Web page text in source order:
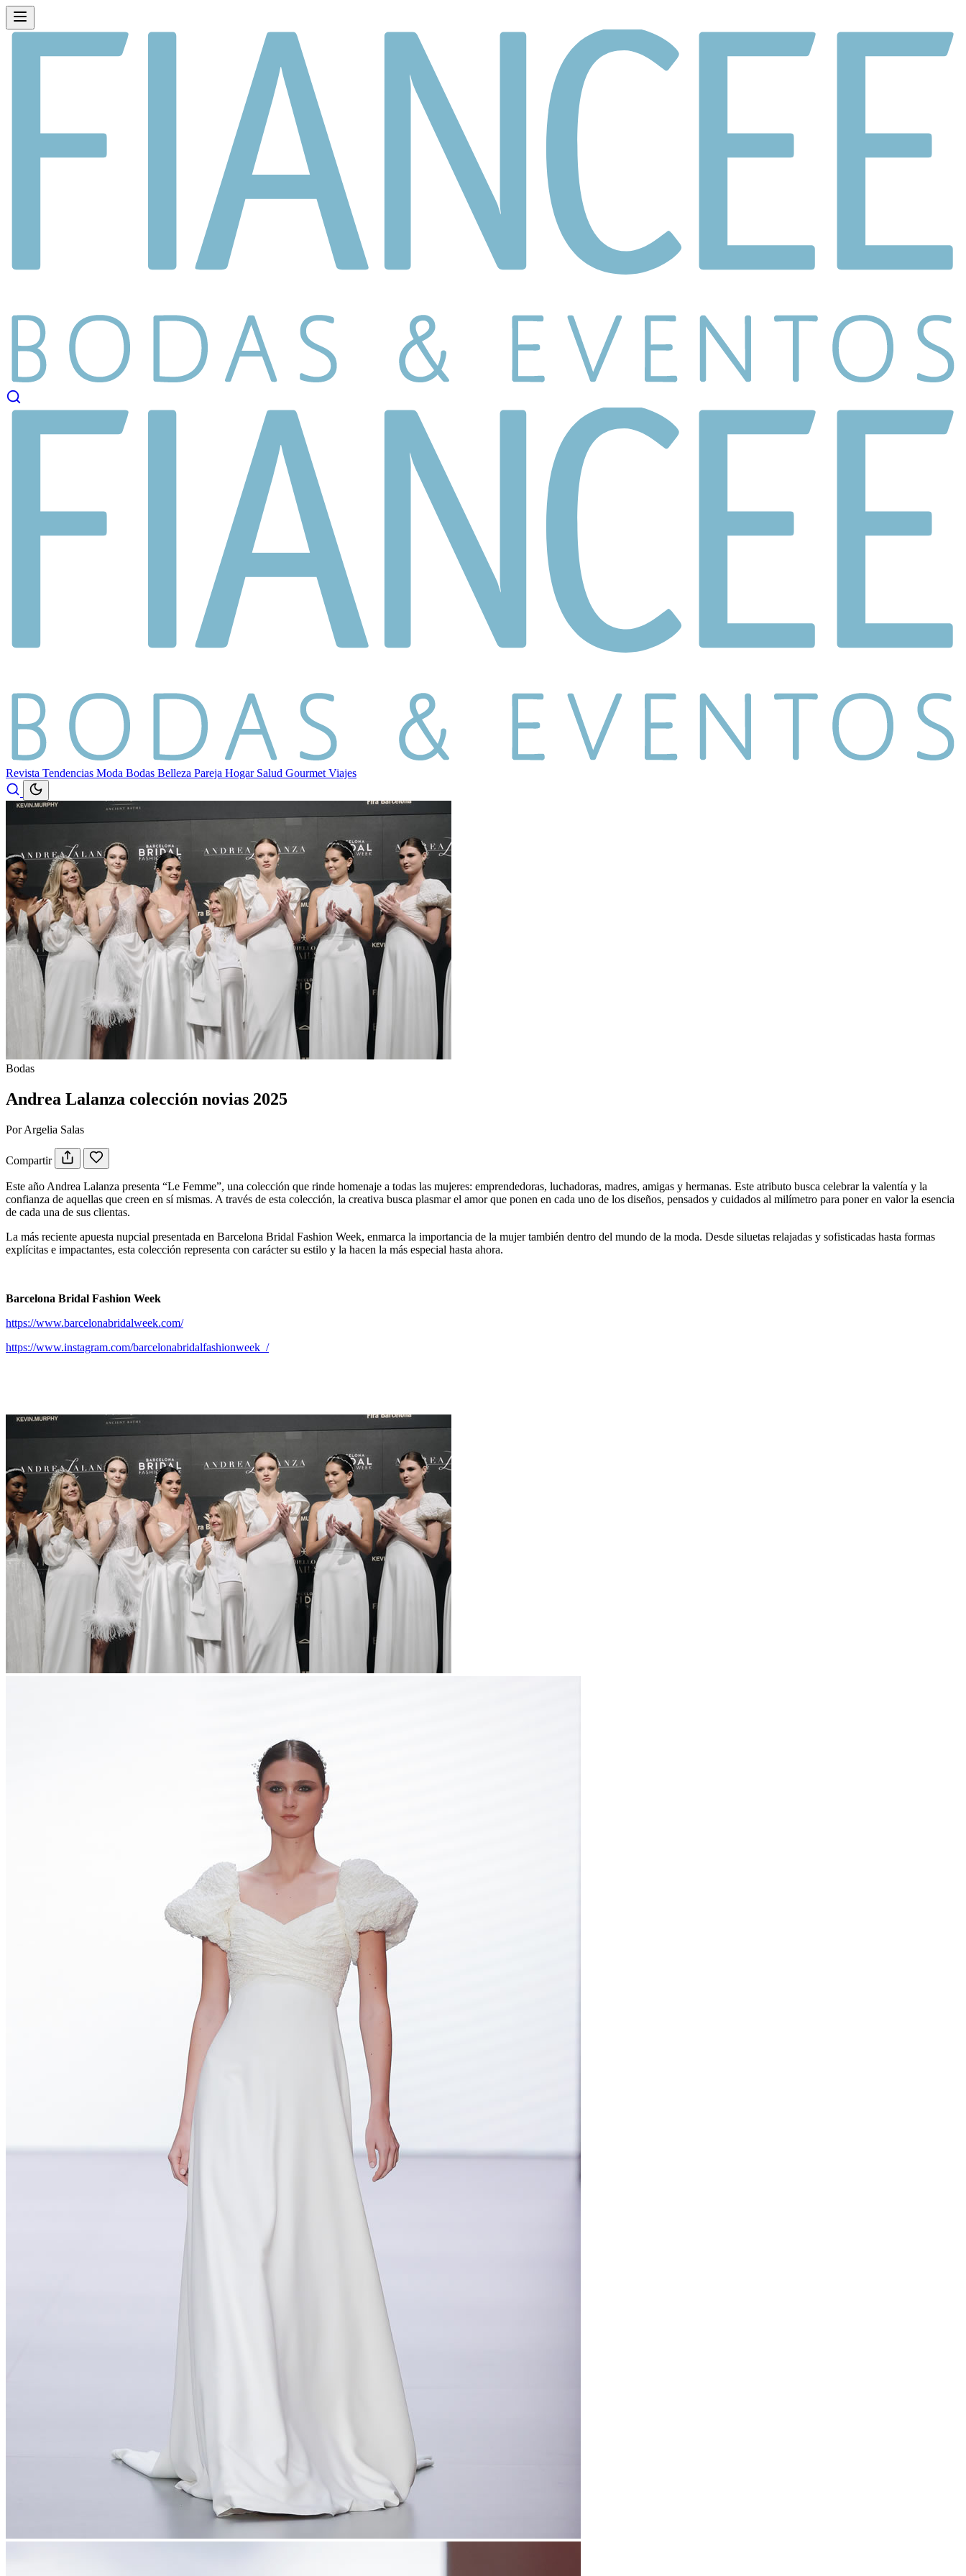
Revista Tendencias Moda Bodas Belleza Pareja Hogar Salud Gourmet Viajes
Bodas
Andrea Lalanza colección novias 2025
Por Argelia Salas
Compartir
Este año Andrea Lalanza presenta “Le Femme”, una colección que rinde homenaje a todas las mujeres: emprendedoras, luchadoras, madres, amigas y hermanas. Este atributo busca celebrar la valentía y la
confianza de aquellas que creen en sí mismas. A través de esta colección, la creativa busca plasmar el amor que ponen en cada uno de los diseños, pensados y cuidados al milímetro para poner en valor la esencia
de cada una de sus clientas.
La más reciente apuesta nupcial presentada en Barcelona Bridal Fashion Week, enmarca la importancia de la mujer también dentro del mundo de la moda. Desde siluetas relajadas y sofisticadas hasta formas
explícitas e impactantes, esta colección representa con carácter su estilo y la hacen la más especial hasta ahora.
Barcelona Bridal Fashion Week
https://www.barcelonabridalweek.com/
https://www.instagram.com/barcelonabridalfashionweek_/